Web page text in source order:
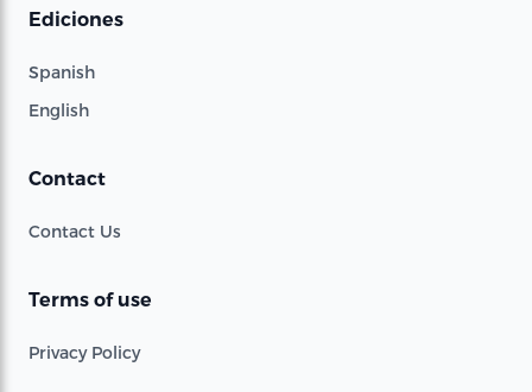
Ediciones
Spanish
English
Contact
Contact Us
Terms of use
Privacy Policy